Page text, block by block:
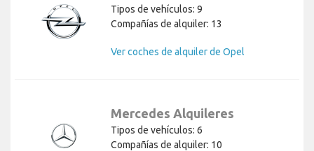
Tipos de vehículos: 9
Compañías de alquiler: 13
Ver coches de alquiler de Opel
Mercedes Alquileres
Tipos de vehículos: 6
Compañías de alquiler: 10